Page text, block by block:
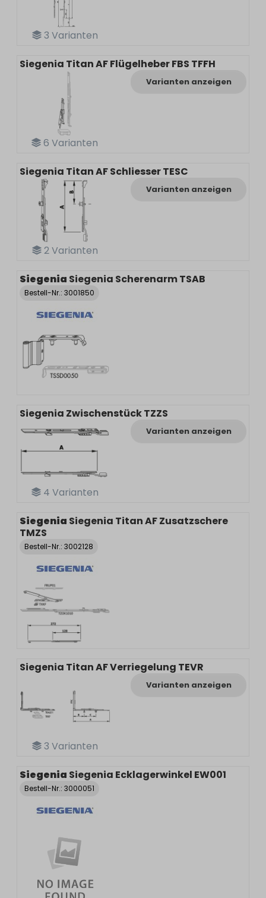
3 Varianten
6 Varianten
Siegenia Titan AF Flügelheber FBS TFFH
Varianten anzeigen
2Varianten
Siegenia Titan AF Schliesser TESC
Varianten anzeigen
Siegenia Siegenia Scherenarm TSAB
Bestell-Nr.: 3001850
4 Varianten
Siegenia Zwischenstück TZZS
Varianten anzeigen
Siegenia Siegenia Titan AF Zusatzschere
TMZS
Bestell-Nr.: 3002128
3 Varianten
Siegenia Titan AF Verriegelung TEVR
Varianten anzeigen
Siegenia Siegenia Ecklagerwinkel EW001
Bestell-Nr.: 3000051